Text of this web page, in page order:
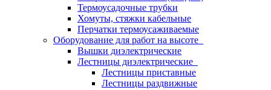
Термоусадочные трубки
Хомуты, стяжки кабельные
Перчатки термоусаживаемые
Оборудование для работ на высоте
Вышки диэлектрические
Лестницы диэлектрические
Лестницы приставные
Лестницы раздвижные